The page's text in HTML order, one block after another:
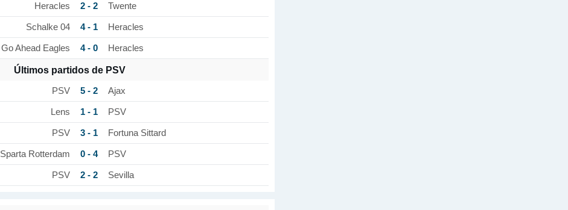
Heracles 2 - 2 Twente
Schalke 04 4 - 1 Heracles
Go Ahead Eagles 4 - 0 Heracles
Últimos partidos de PSV
PSV 5 - 2 Ajax
Lens 1 - 1 PSV
PSV 3 - 1 Fortuna Sittard
Sparta Rotterdam 0 - 4 PSV
PSV 2 - 2 Sevilla